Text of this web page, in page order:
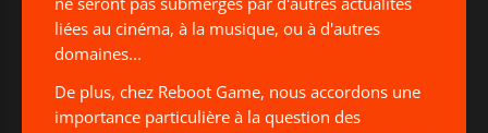
liées au cinéma, à la musique, ou à d'autres
domaines...
De plus, chez Reboot Game, nous accordons une
importance particulière à la question des